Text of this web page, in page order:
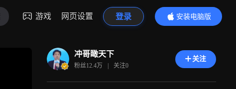
游戏 网页设置 登录
安装电脑版
内容更精彩
冲哥瞰天下
粉丝12.4万 | 关注0
关注